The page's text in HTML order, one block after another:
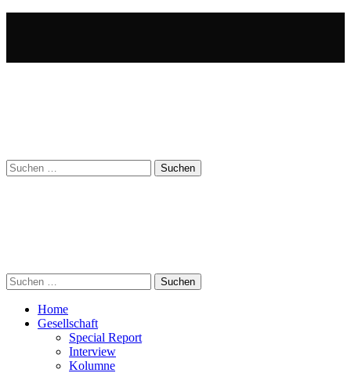
Suchen
nach:
Suchen
nach:
Home
Gesellschaft
Special Report
Interview
Kolumne